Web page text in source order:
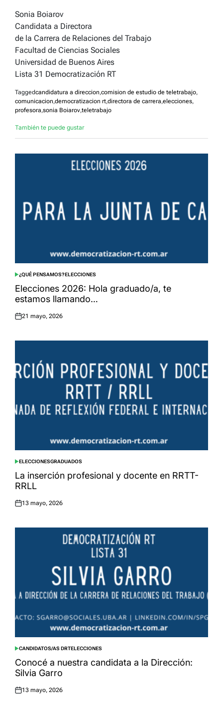
Sonia Boiarov
Candidata a Directora
de la Carrera de Relaciones del Trabajo
Facultad de Ciencias Sociales
Universidad de Buenos Aires
Lista 31 Democratización RT
Taggedcandidatura a direccion,comision de estudio de teletrabajo,
comunicacion,democratizacion rt,directora de carrera,elecciones,
profesora,sonia Boiarov,teletrabajo
También te puede gustar
POSTED
IN
¿QUÉ PENSAMOS?ELECCIONES
Elecciones 2026: Hola graduado/a, te
estamos llamando…
Posted
21 mayo, 2026
POSTED
IN
ELECCIONESGRADUADOS
La inserción profesional y docente en RRTT-
RRLL
Posted
13 mayo, 2026
POSTED
IN
CANDIDATOS/AS DRTELECCIONES
Conocé a nuestra candidata a la Dirección:
Silvia Garro
Posted
13 mayo, 2026